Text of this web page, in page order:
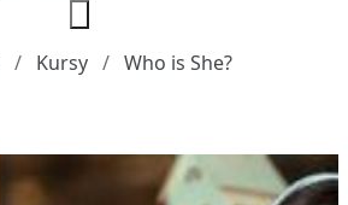
Kursy Who is She?